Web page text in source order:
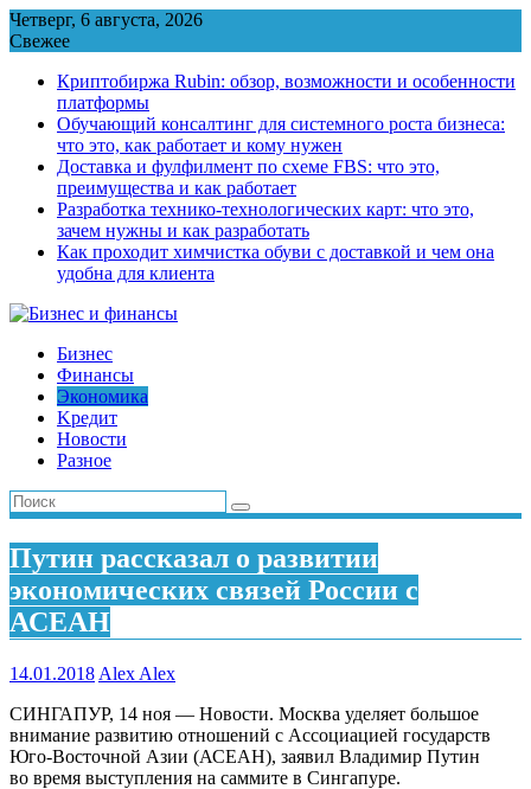
Перейти
к
Четверг, 6 августа, 2026
Свежее
Криптобиржа Rubin: обзор, возможности и особенности
платформы
Обучающий консалтинг для системного роста бизнеса:
что это, как работает и кому нужен
Доставка и фулфилмент по схеме FBS: что это,
преимущества и как работает
Разработка технико-технологических карт: что это,
зачем нужны и как разработать
Как проходит химчистка обуви с доставкой и чем она
удобна для клиента
Бизнес
Финансы
Экономика
Kредит
Новости
Разное
Путин рассказал о развитии
экономических связей России с
АСЕАН
14.01.2018 Alex Alex
СИНГАПУР, 14 ноя — Новости. Москва уделяет большое
внимание развитию отношений с Ассоциацией государств
Юго-Восточной Азии (АСЕАН), заявил Владимир Путин
во время выступления на саммите в Сингапуре.